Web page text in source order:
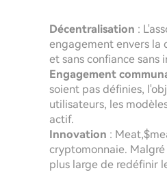
Décentralisation :
engagement envers la
et sans confiance sans
Engagement
soient pas définies,
utilisateurs, les
actif.
Innovation :
cryptomonnaie.
plus large de redéfinir